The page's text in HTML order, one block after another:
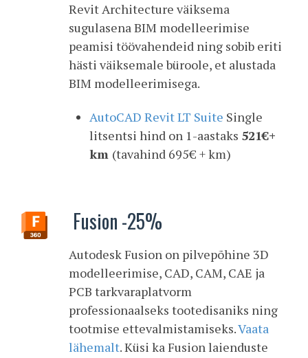
Revit Architecture väiksema
sugulasena BIM modelleerimise
peamisi töövahendeid ning sobib eriti
hästi väiksemale büroole, et alustada
BIM modelleerimisega.
AutoCAD Revit LT Suite Single
litsentsi hind on 1-aastaks 521€+
km (tavahind 695€ + km)
Fusion -25%
Autodesk Fusion on pilvepõhine 3D
modelleerimise, CAD, CAM, CAE ja
PCB tarkvaraplatvorm
professionaalseks tootedisaniks ning
tootmise ettevalmistamiseks.Vaata
lähemalt. Küsi ka Fusion laienduste